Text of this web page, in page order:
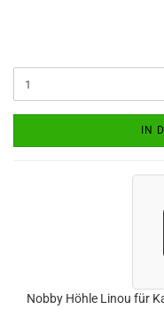
IN
Nobby Höhle Linou für